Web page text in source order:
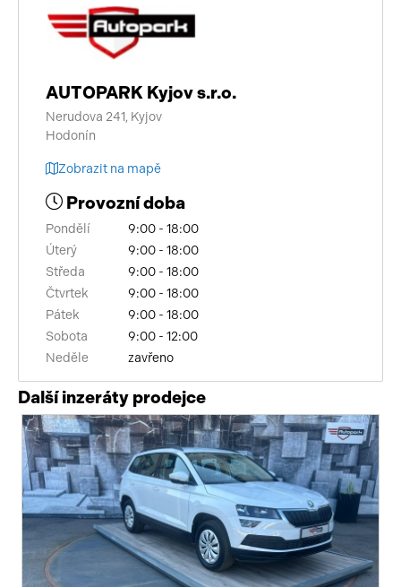
bezklíčové startování
výsuvné opěrky hlav
hlídání jízdního pruhu
senzor tlaku v pneumatikách
sledování únavy řidiče
elektronická ruční brzda
asistent jízdy v koloně
řazení pádly pod volantem
aut. zabrzdění v kopci
podélný posuv sedadel
regulace výšky podvozku
xenonové světlomety
pérování vzduch
polohovací sedadla
AUTOPARK Kyjov s.r.o.
Nerudova 241, Kyjov
Hodonín
Zobrazit na mapě
Provozní doba
Pondělí
9:00 - 18:00
Úterý
9:00 - 18:00
Středa
9:00 - 18:00
Čtvrtek
9:00 - 18:00
Pátek
9:00 - 18:00
Sobota
9:00 - 12:00
Neděle
zavřeno
Další inzeráty prodejce